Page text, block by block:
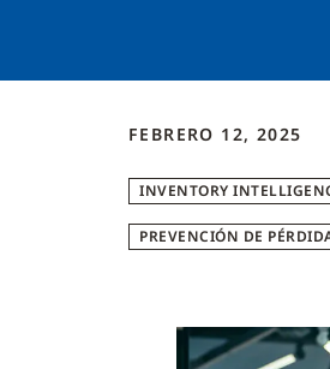
FEBRERO 12, 2025
INVENTORY
PREVENCIÓN DE